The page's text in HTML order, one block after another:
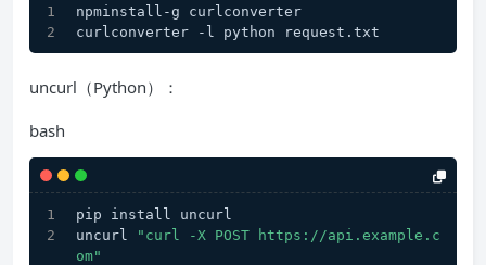
npminstall-g curlconverter
curlconverter -l python request.txt
uncurl（Python）：
bash
pip install uncurl
uncurl
"curl -X POST https://api.example.c
om"